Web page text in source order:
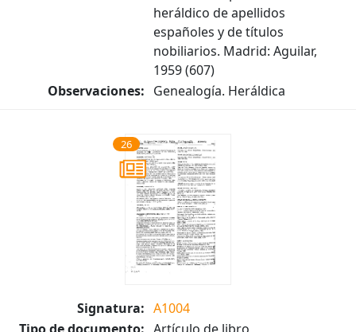
heráldico de apellidos
españoles y de títulos
nobiliarios. Madrid: Aguilar,
1959 (607)
Observaciones: Genealogía. Heráldica
26
Signatura: A1004